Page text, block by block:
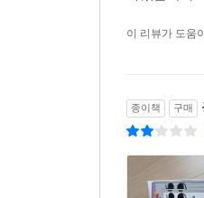
형을 잘 잡아야
번역 일을 더 많
지면서 지금은
* 살다 보면 이
이 리뷰가 도움
종이책 구매